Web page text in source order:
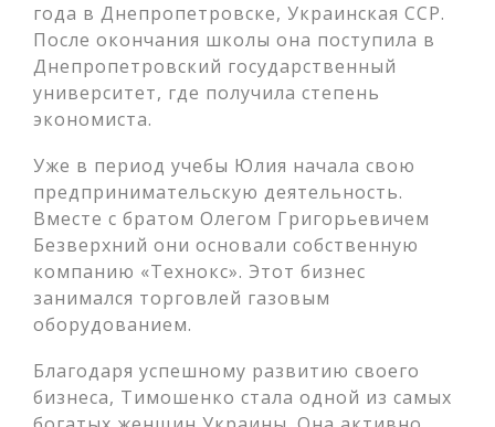
года в Днепропетровске, Украинская ССР.
После окончания школы она поступила в
Днепропетровский государственный
университет, где получила степень
экономиста.
Уже в период учебы Юлия начала свою
предпринимательскую деятельность.
Вместе с братом Олегом Григорьевичем
Безверхний они основали собственную
компанию «Технокс». Этот бизнес
занимался торговлей газовым
оборудованием.
Благодаря успешному развитию своего
бизнеса, Тимошенко стала одной из самых